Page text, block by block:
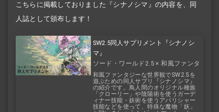
こちらに掲載しておりました『シナノシマ』の内容を、同
人誌として頒布します！
SW2.5同人サプリメント『シナノシ
マ』
ソード・ワールド2.5 × 和風ファンタ
ジー
和風ファンタジーな世界観でSW2.5を
遊ぶための同人サプリ『シナノシマ』
の紹介です。鳥人間のオリジナル種族
「クローリー」や陰陽術を使うガーデ
ィナー技能・妖術を使うアパリシャー
技能などを使って、特殊な魔物「妖」